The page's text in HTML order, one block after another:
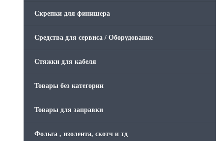
Скрепки для финишера
Средства для сервиса / Оборудование
Стяжки для кабеля
Товары без категории
Товары для заправки
Фольга , изолента, скотч и тд